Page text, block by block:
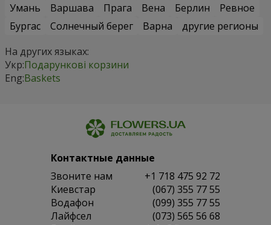
Умань
Варшава Прага Вена Берлин
Ревное
Бургас
Солнечный берег Варна
другие регионы
На других языках:
Укр:Подарункові корзини
Eng:Baskets
Контактные данные
Звоните нам
+1 718 475 92 72
Киевстар
(067) 355 77 55
Водафон
(099) 355 77 55
Лайфсел
(073) 565 56 68